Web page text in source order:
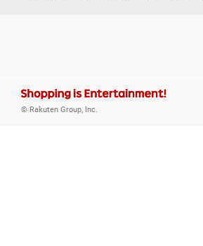
© Rakuten Group, Inc.